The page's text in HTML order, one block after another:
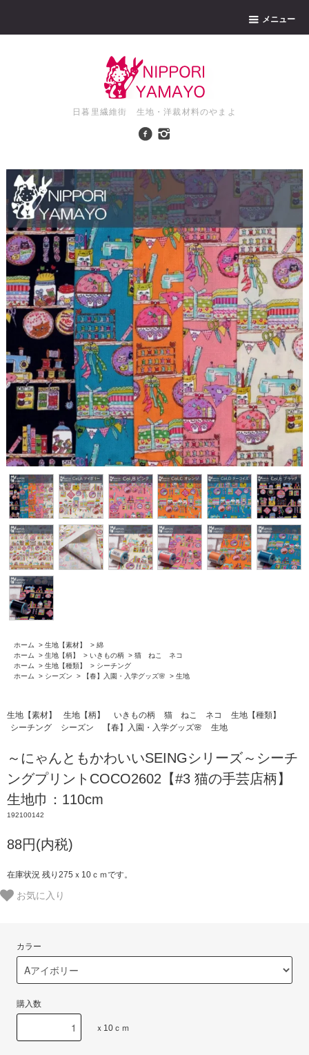
メニュー
日暮里繊維街 生地・洋裁材料のやまよ
ホーム > 生地【素材】 > 綿
ホーム
> 生地【柄】 > いきもの柄 > 猫 ねこ ネコ
ホーム
> 生地【種類】 > シーチング
ホーム
> シーズン > 【春】入園・入学グッズ🌸 > 生地
生地【素材】 生地【柄】 いきもの柄 猫 ねこ ネコ
生地【種類】
シーチング
シーズン 【春】入園・入学グッズ🌸 生地
～にゃんともかわいいSEINGシリーズ～シーチ
ングプリントCOCO2602【#3 猫の手芸店柄】
生地巾：110cm
192100142
88円(内税)
在庫状況 残り275ｘ10ｃｍです。
お気に入り
カラー
購入数
ｘ10ｃｍ